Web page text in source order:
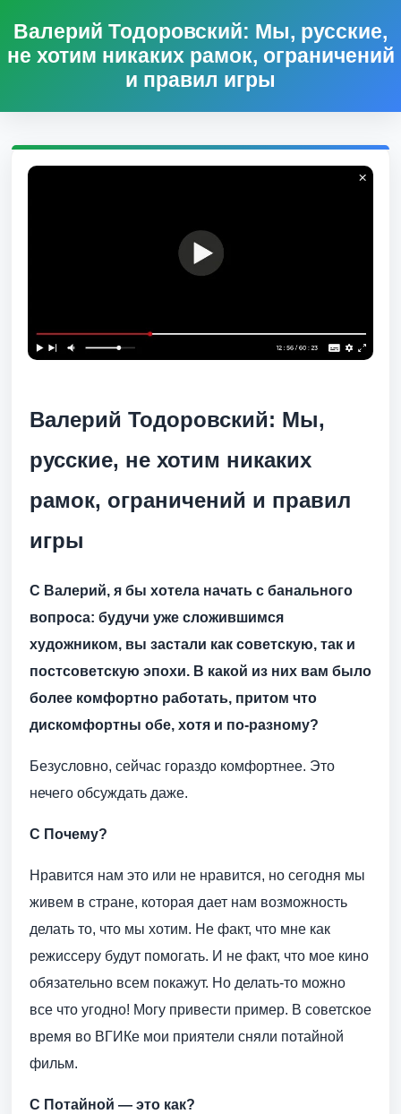
Валерий Тодоровский: Мы, русские,
не хотим никаких рамок, ограничений
и правил игры
Валерий Тодоровский: Мы,
русские, не хотим никаких
рамок, ограничений и правил
игры
С Валерий, я бы хотела начать с банального
вопроса: будучи уже сложившимся
художником, вы застали как советскую, так и
постсоветскую эпохи. В какой из них вам было
более комфортно работать, притом что
дискомфортны обе, хотя и по-разному?
Безусловно, сейчас гораздо комфортнее. Это
нечего обсуждать даже.
С Почему?
Нравится нам это или не нравится, но сегодня мы
живем в стране, которая дает нам возможность
делать то, что мы хотим. Не факт, что мне как
режиссеру будут помогать. И не факт, что мое кино
обязательно всем покажут. Но делать-то можно
все что угодно! Могу привести пример. В советское
время во ВГИКе мои приятели сняли потайной
фильм.
С Потайной — это как?